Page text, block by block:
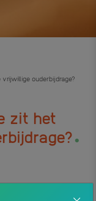
ouderbijdrage?
zit het
.